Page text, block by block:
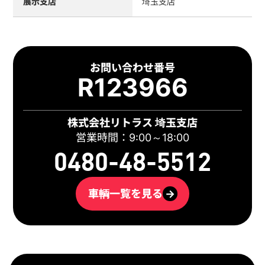
お問い合わせ番号
R123966
株式会社リトラス 埼玉支店
営業時間：9:00～18:00
0480-48-5512
車輌一覧を見る →